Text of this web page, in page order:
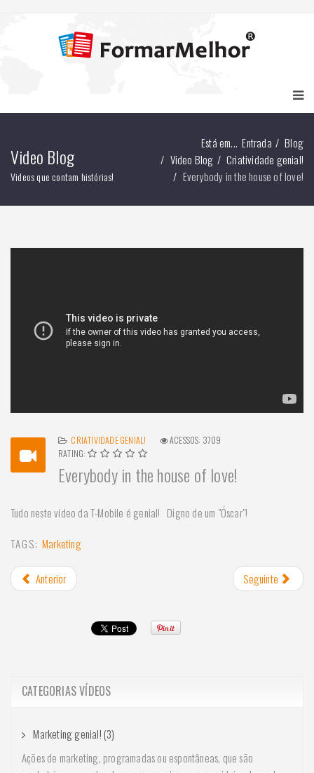
Video Blog
Videos que contam histórias!
Está em...Entrada
Blog
Video Blog
Criatividade genial!
Everybody in the house of love!
CRIATIVIDADE GENIAL!
ACESSOS: 3709
RATING:
Everybody in the house of love!
Tudo neste vídeo da T-Mobile é genial! Digno de um "Óscar"!
TAGS: Marketing
Anterior Seguinte
CATEGORIAS VÍDEOS
Marketing genial! (3)
Ações de marketing, programadas ou espontâneas, que são